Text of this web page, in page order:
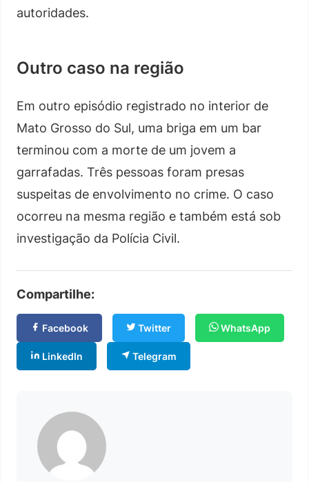
autoridades.
Outro caso na região
Em outro episódio registrado no interior de
Mato Grosso do Sul, uma briga em um bar
terminou com a morte de um jovem a
garrafadas. Três pessoas foram presas
suspeitas de envolvimento no crime. O caso
ocorreu na mesma região e também está sob
investigação da Polícia Civil.
Compartilhe:
Facebook Twitter WhatsApp
LinkedIn Telegram